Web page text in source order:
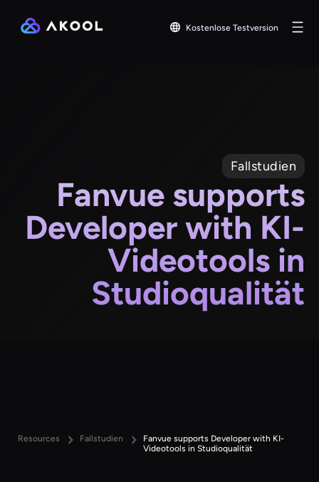
Kostenlose Testversion
Fallstudien
Fanvue supports
Developer with KI-
Videotools in
Studioqualität
Resources Fallstudien
Fanvue supports Developer with KI-
Videotools in Studioqualität